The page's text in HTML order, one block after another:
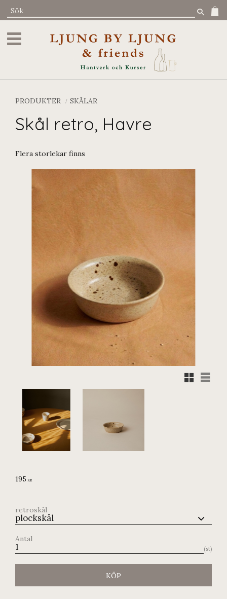
Meny
PRODUKTER SKÅLAR
Skål retro, Havre
Flera storlekar finns
Rutnätsvy
Listvy
195 KR
retroskål
Antal
st
KÖP